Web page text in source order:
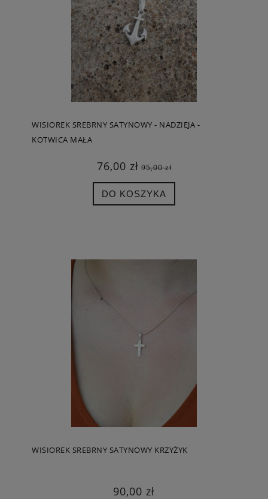
WISIOREK SREBRNY SATYNOWY - NADZIEJA -
KOTWICA MAŁA
76,00 zł 95,00 zł
DO KOSZYKA
WISIOREK SREBRNY SATYNOWY KRZYŻYK
90,00 zł